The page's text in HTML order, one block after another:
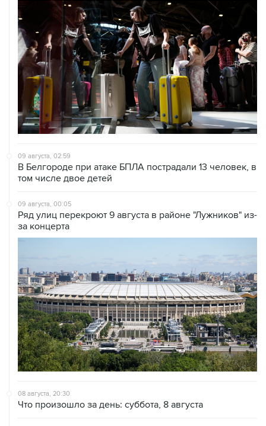
09 августа, 02:59
В Белгороде при атаке БПЛА пострадали 13 человек, в
том числе двое детей
09 августа, 00:05
Ряд улиц перекроют 9 августа в районе "Лужников" из-
за концерта
08 августа, 20:30
Что произошло за день: суббота, 8 августа